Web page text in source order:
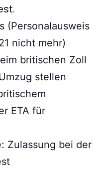
(Personalausweis
nicht mehr)
britischen Zoll
stellen
ETA für
Zulassung bei der